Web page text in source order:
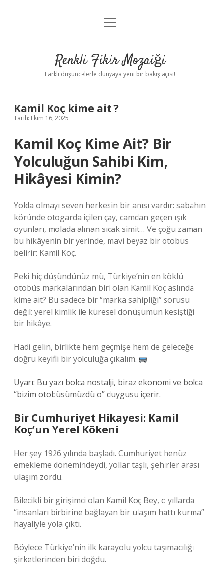
Anasayfa
Yasal Uyarı
menüyü
Renkli Fikir Mozaiği
Farklı düşüncelerle dünyaya yeni bir bakış açısı!
Kamil Koç kime ait ?
Tarih: Ekim 16, 2025
Kamil Koç Kime Ait? Bir
Yolculuğun Sahibi Kim,
Hikâyesi Kimin?
Yolda olmayı seven herkesin bir anısı vardır: sabahın
köründe otogarda içilen çay, camdan geçen ışık
oyunları, molada alınan sıcak simit… Ve çoğu zaman
bu hikâyenin bir yerinde, mavi beyaz bir otobüs
belirir: Kamil Koç.
Peki hiç düşündünüz mü, Türkiye’nin en köklü
otobüs markalarından biri olan Kamil Koç aslında
kime ait? Bu sadece bir “marka sahipliği” sorusu
değil; yerel kimlik ile küresel dönüşümün kesiştiği
bir hikâye.
Hadi gelin, birlikte hem geçmişe hem de geleceğe
doğru keyifli bir yolculuğa çıkalım.
Uyarı: Bu yazı bolca nostalji, biraz ekonomi ve bolca
“bizim otobüsümüzdü o” duygusu içerir.
Bir Cumhuriyet Hikayesi: Kamil
Koç’un Yerel Kökeni
Her şey 1926 yılında başladı. Cumhuriyet henüz
emekleme dönemindeydi, yollar taşlı, şehirler arası
ulaşım zordu.
Bilecikli bir girişimci olan Kamil Koç Bey, o yıllarda
“insanları birbirine bağlayan bir ulaşım hattı kurma”
hayaliyle yola çıktı.
Böylece Türkiye’nin ilk karayolu yolcu taşımacılığı
şirketlerinden biri doğdu.